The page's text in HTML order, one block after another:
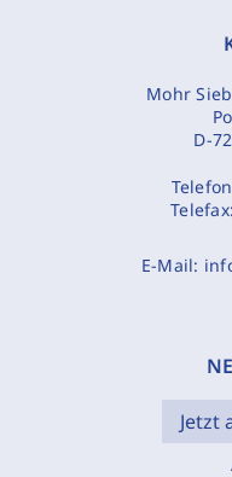
Mohr
D-
E-Mail:
Jetzt